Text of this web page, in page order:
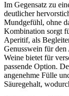
Im Gegensatz zu
deutlicher
Mundgefühl, ohne
Kombination sorgt
Aperitif, als
Genusswein für
Weine bietet für
passende Option.
angenehme Fülle
Säuregehalt,